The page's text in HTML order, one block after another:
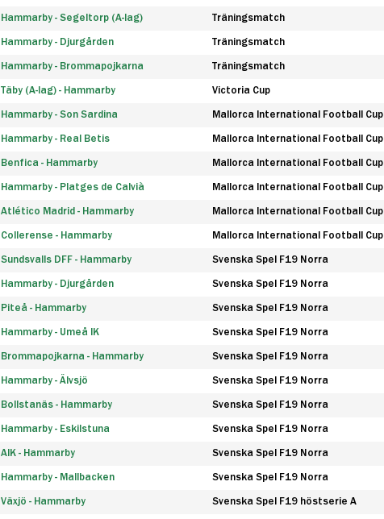
Hammarby - Segeltorp (A-lag) Träningsmatch
Hammarby - Djurgården Träningsmatch
Hammarby - Brommapojkarna Träningsmatch
Täby (A-lag) - Hammarby Victoria Cup
Hammarby - Son Sardina Mallorca International Football Cup
Hammarby - Real Betis Mallorca International Football Cup
Benfica - Hammarby Mallorca International Football Cup
Hammarby - Platges de Calvià Mallorca International Football Cup
Atlético Madrid - Hammarby Mallorca International Football Cup
Collerense - Hammarby Mallorca International Football Cup
Sundsvalls DFF - Hammarby Svenska Spel F19 Norra
Hammarby - Djurgården Svenska Spel F19 Norra
Piteå - Hammarby Svenska Spel F19 Norra
Hammarby - Umeå IK Svenska Spel F19 Norra
Brommapojkarna - Hammarby Svenska Spel F19 Norra
Hammarby - Älvsjö Svenska Spel F19 Norra
Bollstanäs - Hammarby Svenska Spel F19 Norra
Hammarby - Eskilstuna Svenska Spel F19 Norra
AIK - Hammarby Svenska Spel F19 Norra
Hammarby - Mallbacken Svenska Spel F19 Norra
Växjö - Hammarby Svenska Spel F19 höstserie A